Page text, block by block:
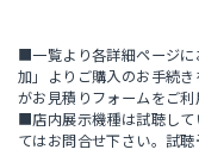
■一覧より各詳細ページに
加」よりご購入のお手続
がお見積りフォームをご利
■店内展示機種は試聴して
てはお問合せ下さい。試聴